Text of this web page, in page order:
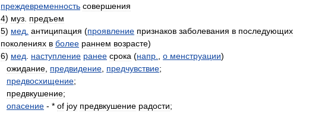
преждевременность совершения
4) муз предъем
5) мед антиципация (проявление признаков заболевания в последующих
поколениях в более раннем возрасте)
6) мед наступление ранее срока (напр о менструации)
ожидание предвидение предчувствие;
предвосхищение;
предвкушение;
опасение - * of joy предвкушение радости;